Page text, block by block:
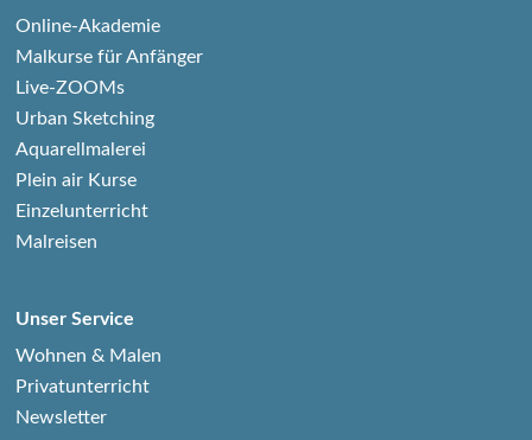
Online-Akademie
Malkurse für Anfänger
Live-ZOOMs
Urban Sketching
Aquarellmalerei
Plein air Kurse
Einzelunterricht
Malreisen
Unser Service
Wohnen & Malen
Privatunterricht
Newsletter